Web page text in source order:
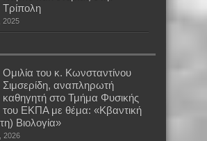
Τρίπολη
2025
Oμιλία του κ. Κωνσταντίνου
Σιμσερίδη, αναπληρωτή
καθηγητή στο Τμήμα Φυσικής
του ΕΚΠΑ με θέμα: «Κβαντική
Βιολογία»
2026